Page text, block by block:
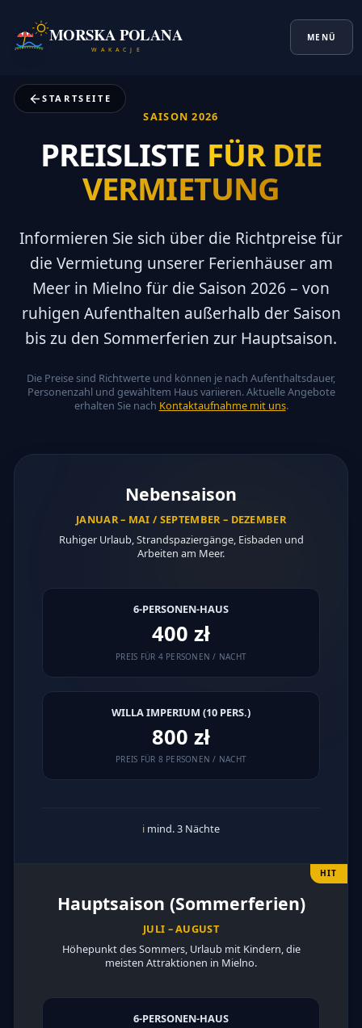
MORSKA POLANA
W A K A C J E
MENÜ
STARTSEITE
Startseite / Angebote / Preise 2026
SAISON 2026
PREISLISTE FÜR DIE
VERMIETUNG
Informieren Sie sich über die Richtpreise für
die Vermietung unserer Ferienhäuser am
Meer in Mielno für die Saison 2026 – von
ruhigen Aufenthalten außerhalb der Saison
bis zu den Sommerferien zur Hauptsaison.
Die Preise sind Richtwerte und können je nach Aufenthaltsdauer,
Personenzahl und gewähltem Haus variieren. Aktuelle Angebote
erhalten Sie nach Kontaktaufnahme mit uns.
Nebensaison
JANUAR – MAI / SEPTEMBER – DEZEMBER
Ruhiger Urlaub, Strandspaziergänge, Eisbaden und
Arbeiten am Meer.
6-PERSONEN-HAUS
400 zł
PREIS FÜR 4 PERSONEN / NACHT
WILLA IMPERIUM (10 PERS.)
800 zł
PREIS FÜR 8 PERSONEN / NACHT
ℹ mind. 3 Nächte
HIT
Hauptsaison (Sommerferien)
JULI – AUGUST
Höhepunkt des Sommers, Urlaub mit Kindern, die
meisten Attraktionen in Mielno.
6-PERSONEN-HAUS